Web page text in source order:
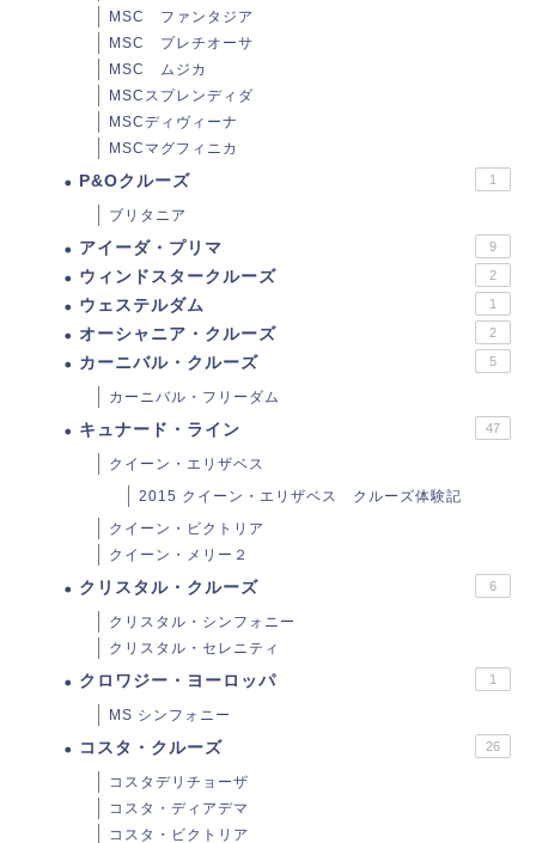
MSC ファンタジア
MSC プレチオーサ
MSC ムジカ
MSCスプレンディダ
MSCディヴィーナ
MSCマグフィニカ
P&Oクルーズ 1
ブリタニア
アイーダ・プリマ 9
ウィンドスタークルーズ 2
ウェステルダム 1
オーシャニア・クルーズ 2
カーニバル・クルーズ 5
カーニバル・フリーダム
キュナード・ライン 47
クイーン・エリザベス
2015 クイーン・エリザベス クルーズ体験記
クイーン・ビクトリア
クイーン・メリー２
クリスタル・クルーズ 6
クリスタル・シンフォニー
クリスタル・セレニティ
クロワジー・ヨーロッパ 1
MS シンフォニー
コスタ・クルーズ 26
コスタデリチョーザ
コスタ・ディアデマ
コスタ・ビクトリア